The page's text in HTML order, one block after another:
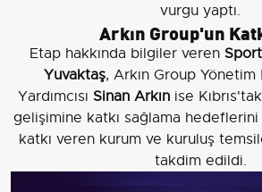
vurgu yaptı.
Arkın Group'un
Etap hakkında bilgiler veren
Yuvaktaş, Arkın Group Yönetim
Yardımcısı Sinan Arkın ise
gelişimine katkı sağlama
katkı veren kurum ve kuruluş
takdim edildi.